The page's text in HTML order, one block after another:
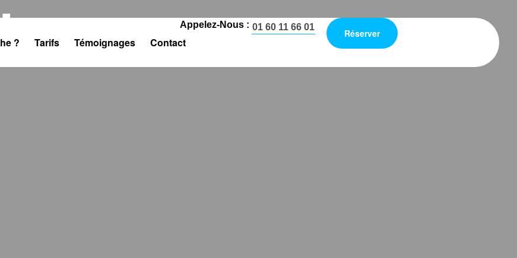
? Tarifs Témoignages Contact
Appelez-Nous : 01 60 11 66 01
Réserver